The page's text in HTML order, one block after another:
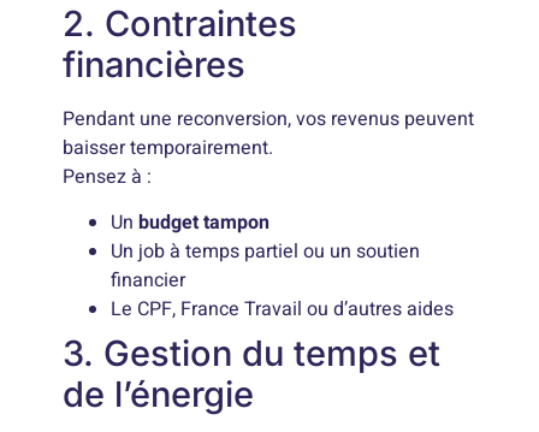
2. Contraintes
financières
Pendant une reconversion, vos revenus peuvent
baisser temporairement.
Pensez à :
Unbudget tampon
Un job à temps partiel ou un soutien
financier
Le CPF, France Travail ou d’autres aides
3. Gestion du temps et
de l’énergie